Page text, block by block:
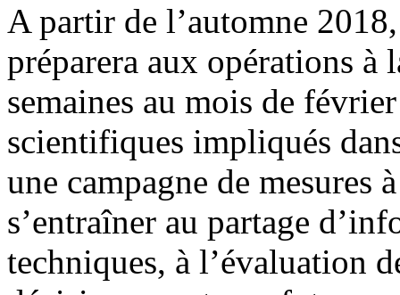
A partir de l’automne
préparera aux opérations à
semaines au mois de
scientifiques impliqués
une campagne de mesures
s’entraîner au partage
techniques, à l’évaluation